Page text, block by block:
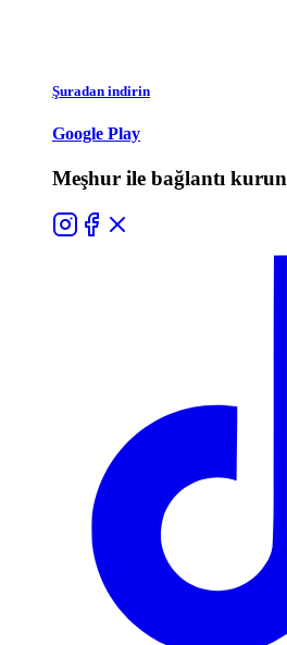
Şuradan indirin
Google Play
Meşhur ile bağlantı kurun